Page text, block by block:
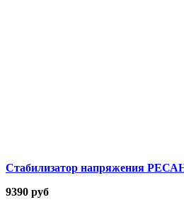
Стабилизатор напряжения
9390 руб